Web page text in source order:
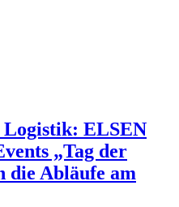
Logistik: ELSEN
„Tag der
die Abläufe am